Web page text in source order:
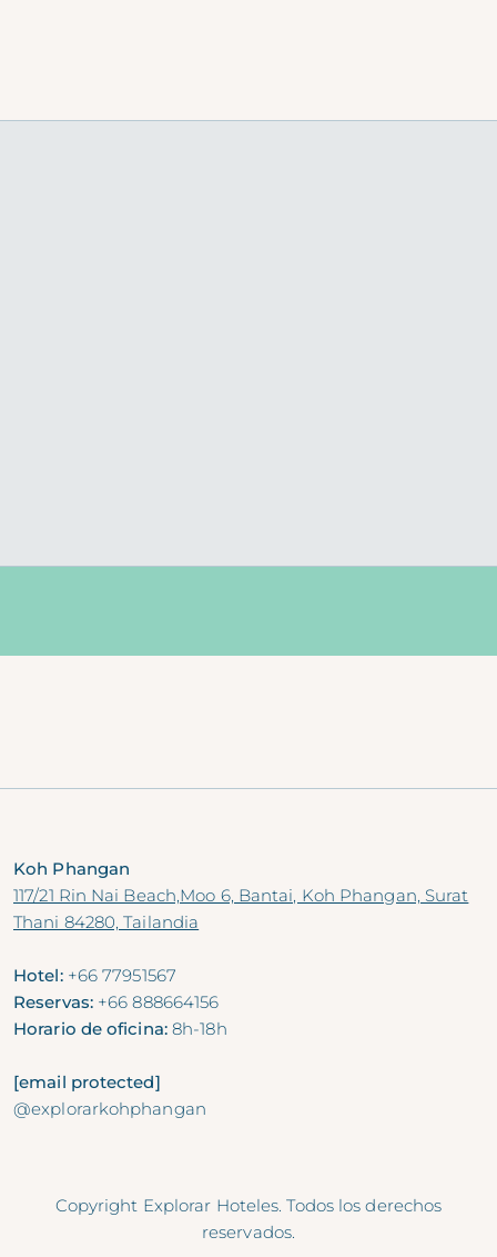
Koh Phangan
117/21 Rin Nai Beach,Moo 6, Bantai, Koh Phangan, Surat
Thani 84280, Tailandia
Hotel: +66 77951567
Reservas: +66 888664156
Horario de oficina:8h-18h
[email protected]
@explorarkohphangan
Copyright Explorar Hoteles. Todos los derechos
reservados.